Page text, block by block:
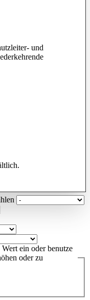
und
ein oder benutze
oder zu